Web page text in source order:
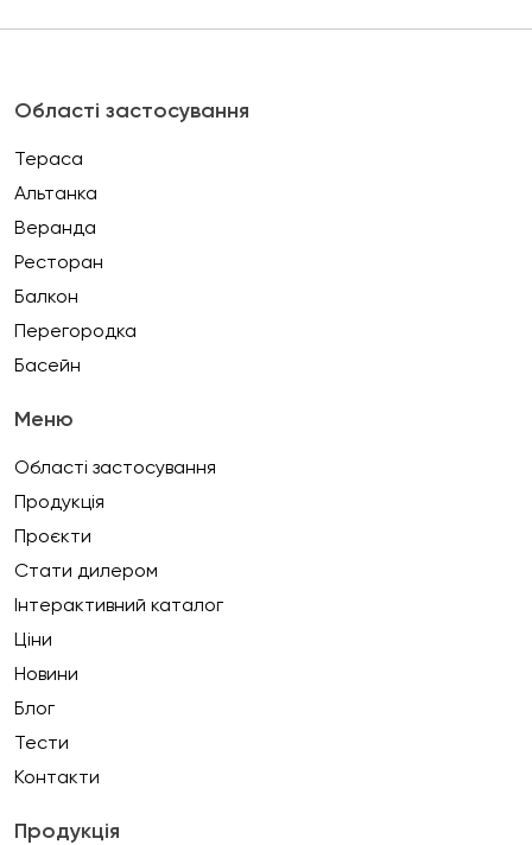
Області застосування
Тераса
Альтанка
Веранда
Ресторан
Балкон
Перегородка
Басейн
Меню
Області застосування
Продукція
Проєкти
Стати дилером
Інтерактивний каталог
Ціни
Новини
Блог
Тести
Контакти
Продукція